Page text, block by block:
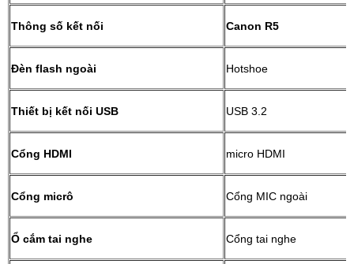
Thông số kết nối Canon R5
Đèn flash ngoài Hotshoe
Thiết bị kết nối USB USB 3.2
Cổng HDMI micro HDMI
Cổng micrô Cổng MIC ngoài
Ổ cắm tai nghe Cổng tai nghe